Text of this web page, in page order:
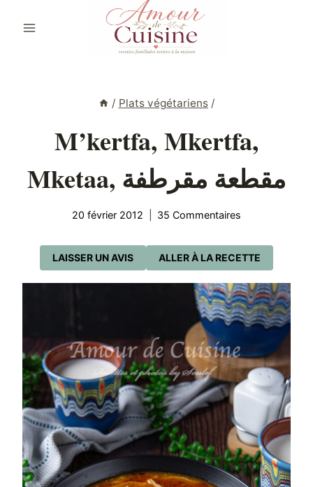
/ Plats végétariens /
M’kertfa, Mkertfa,
Mketaa, مقطعة مقرطفة
20 février 2012 35 Commentaires
ALLER À LA RECETTE
LAISSER UN AVIS